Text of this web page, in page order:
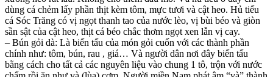
dùng cá chẻm lấy phần thịt kèm tôm, mực tươi và cật heo. Hủ tiếu
cá Sóc Trăng có vị ngọt thanh tao của nước lèo, vị bùi béo và giòn
sần sật của cật heo, thịt cá béo chắc thơm ngọt xen lẫn vị cay.
– Bún gỏi dà: Là biến tấu của món gỏi cuốn với các thành phần
chính như: tôm, bún, rau , giá… Và người dân nơi đây biến tấu
bằng cách cho tất cả các nguyên liệu vào chung 1 tô, trộn với nước